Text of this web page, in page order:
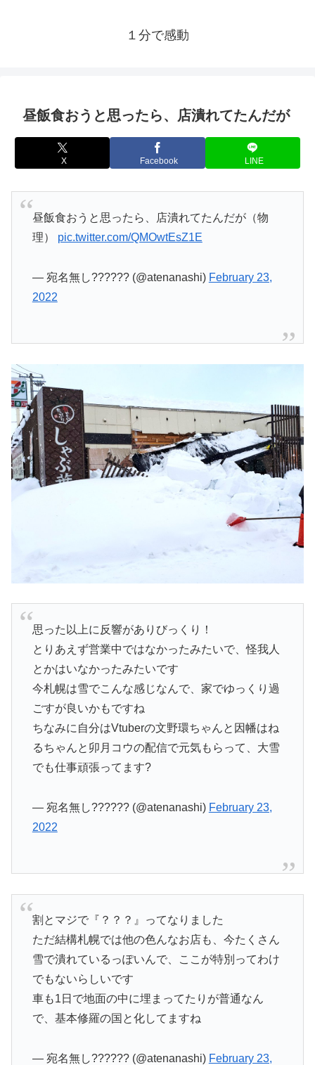
１分で感動
昼飯食おうと思ったら、店潰れてたんだが
X Facebook LINE
昼飯食おうと思ったら、店潰れてたんだが（物
理） pic.twitter.com/QMOwtEsZ1E
— 宛名無し?????? (@atenanashi) February 23,
2022
思った以上に反響がありびっくり！
とりあえず営業中ではなかったみたいで、怪我人
とかはいなかったみたいです
今札幌は雪でこんな感じなんで、家でゆっくり過
ごすが良いかもですね
ちなみに自分はVtuberの文野環ちゃんと因幡はね
るちゃんと卯月コウの配信で元気もらって、大雪
でも仕事頑張ってます?
— 宛名無し?????? (@atenanashi) February 23,
2022
割とマジで『？？？』ってなりました
ただ結構札幌では他の色んなお店も、今たくさん
雪で潰れているっぽいんで、ここが特別ってわけ
でもないらしいです
車も1日で地面の中に埋まってたりが普通なん
で、基本修羅の国と化してますね
— 宛名無し?????? (@atenanashi) February 23,